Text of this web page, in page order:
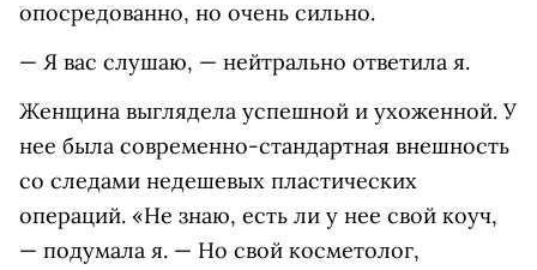
опосредованно, но очень сильно.
— Я вас слушаю, — нейтрально ответила я.
Женщина выглядела успешной и ухоженной. У
нее была современно-стандартная внешность
со следами недешевых пластических
операций. «Не знаю, есть ли у нее свой коуч,
— подумала я. — Но свой косметолог,